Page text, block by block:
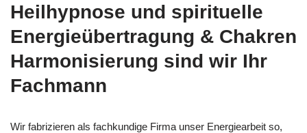
Heilhypnose und spirituelle
Energieübertragung & Chakren
Harmonisierung sind wir Ihr
Fachmann
Wir fabrizieren als fachkundige Firma unser Energiearbeit so,